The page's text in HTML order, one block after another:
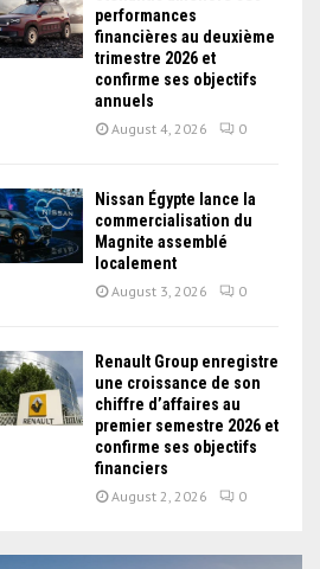
performances
financières au deuxième
trimestre 2026 et
confirme ses objectifs
annuels
August 4, 2026 0
Nissan Égypte lance la
commercialisation du
Magnite assemblé
localement
August 3, 2026 0
Renault Group enregistre
une croissance de son
chiffre d’affaires au
premier semestre 2026 et
confirme ses objectifs
financiers
August 2, 2026 0